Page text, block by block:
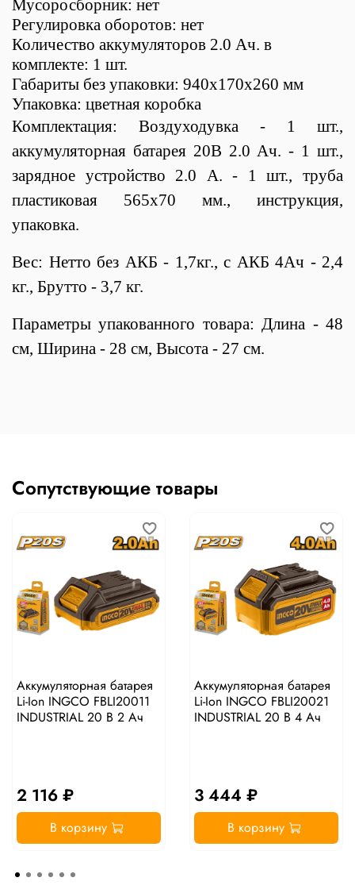
Мусоросборник: нет
Регулировка оборотов: нет
Количество аккумуляторов 2.0 Ач. в
комплекте: 1 шт.
Габариты без упаковки: 940х170х260 мм
Упаковка: цветная коробка
Комплектация: Воздуходувка - 1 шт.,
аккумуляторная батарея 20В 2.0 Ач. - 1 шт.,
зарядное устройство 2.0 А. - 1 шт., труба
пластиковая 565х70 мм., инструкция,
упаковка.
Вес: Нетто без АКБ - 1,7кг., с АКБ 4Ач - 2,4
кг., Брутто - 3,7 кг.
Параметры упакованного товара: Длина - 48
см, Ширина - 28 см, Высота - 27 см.
Сопутствующие товары
Аккумуляторная батарея
Li-Ion INGCO FBLI20011
INDUSTRIAL 20 В 2 Ач
2 116 ₽
В корзину
Аккумуляторная батарея
Li-Ion INGCO FBLI20021
INDUSTRIAL 20 В 4 Ач
3 444 ₽
В корзину